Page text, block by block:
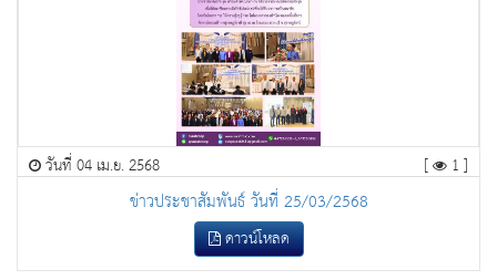
วันที่ 04 เม.ย. 2568 [ 1 ]
ข่าวประชาสัมพันธ์ วันที่ 25/03/2568
ดาวน์โหลด